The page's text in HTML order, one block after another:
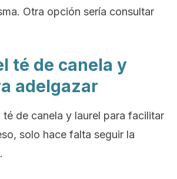
Otra opción sería consultar
té de canela y
adelgazar
té de canela y laurel para facilitar
solo hace falta seguir la